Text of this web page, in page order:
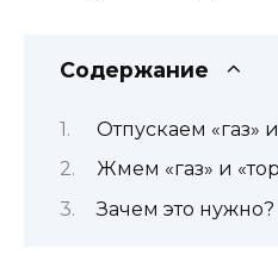
Содержание
Отпускаем «газ»
Жмем «газ» и
Зачем это нужно?